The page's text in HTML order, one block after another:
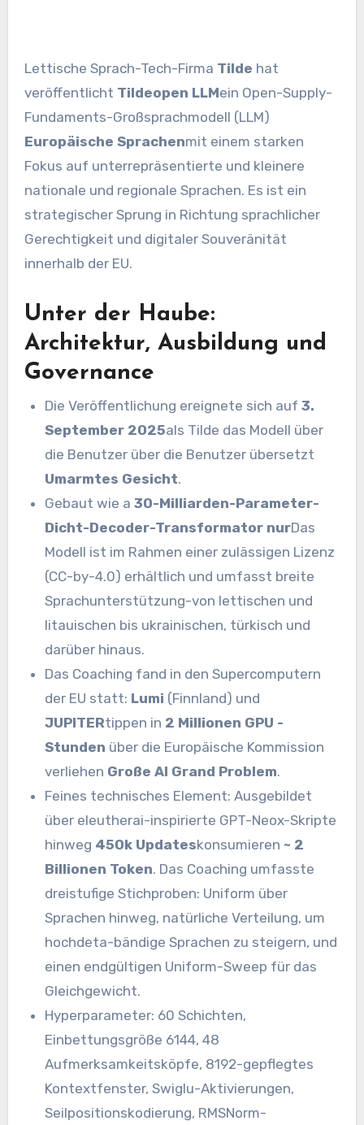
Lettische Sprach-Tech-Firma Tilde hat
veröffentlicht Tildeopen LLMein Open-Supply-
Fundaments-Großsprachmodell (LLM)
Europäische Sprachenmit einem starken
Fokus auf unterrepräsentierte und kleinere
nationale und regionale Sprachen. Es ist ein
strategischer Sprung in Richtung sprachlicher
Gerechtigkeit und digitaler Souveränität
innerhalb der EU.
Unter der Haube:
Architektur, Ausbildung und
Governance
Die Veröffentlichung ereignete sich auf3.
September 2025als Tilde das Modell über
die Benutzer über die Benutzer übersetzt
Umarmtes Gesicht.
Gebaut wie a30-Milliarden-Parameter-
Dicht-Decoder-Transformator nurDas
Modell ist im Rahmen einer zulässigen Lizenz
(CC-by-4.0) erhältlich und umfasst breite
Sprachunterstützung-von lettischen und
litauischen bis ukrainischen, türkisch und
darüber hinaus.
Das Coaching fand in den Supercomputern
der EU statt: Lumi (Finnland) und
JUPITERtippen in 2 Millionen GPU -
Stunden über die Europäische Kommission
verliehen Große AI Grand Problem.
Feines technisches Element: Ausgebildet
über eleutherai-inspirierte GPT-Neox-Skripte
hinweg 450k Updateskonsumieren ~ 2
Billionen Token. Das Coaching umfasste
dreistufige Stichproben: Uniform über
Sprachen hinweg, natürliche Verteilung, um
hochdeta-bändige Sprachen zu steigern, und
einen endgültigen Uniform-Sweep für das
Gleichgewicht.
Hyperparameter: 60 Schichten,
Einbettungsgröße 6144, 48
Aufmerksamkeitsköpfe, 8192-gepflegtes
Kontextfenster, Swiglu-Aktivierungen,
Seilpositionskodierung, RMSNorm-